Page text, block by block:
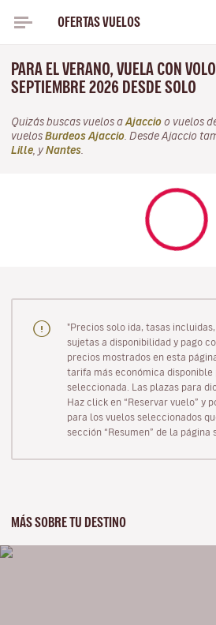
OFERTAS VUELOS
PARA EL VERANO, VUELA CON
SEPTIEMBRE 2026 DESDE SOLO
Quizás buscas vuelos a Ajaccio o vuelos
vuelos Burdeos Ajaccio . Desde Ajaccio
Lille , y Nantes
"Precios solo ida, tasas
sujetas a disponibilidad y pago
precios mostrados en esta
tarifa más económica disponible
seleccionada. Las plazas para
Haz click en “Reservar vuelo” y
para los vuelos seleccionados
sección “Resumen” de la página
MÁS SOBRE TU DESTINO